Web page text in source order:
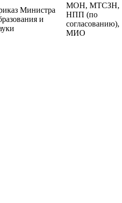
Министра
и
МОН, МТСЗН,
НПП (по
согласованию),
МИО